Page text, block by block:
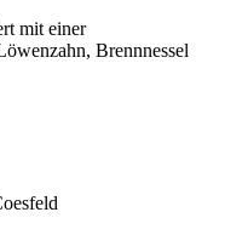
mit einer
Brennnessel